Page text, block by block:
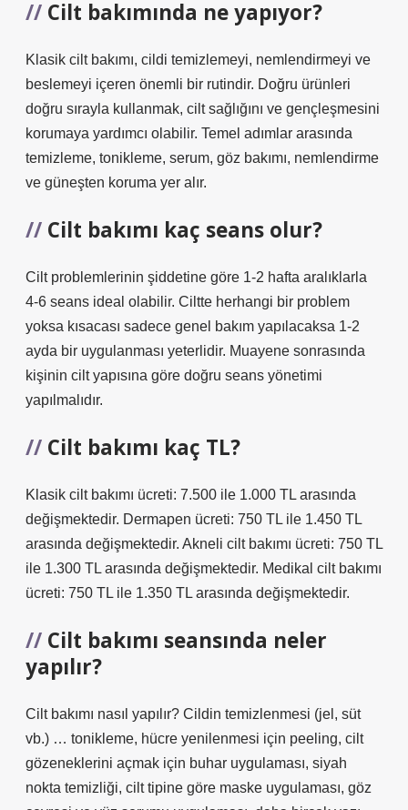
Cilt bakımında ne yapıyor?
Klasik cilt bakımı, cildi temizlemeyi, nemlendirmeyi ve
beslemeyi içeren önemli bir rutindir. Doğru ürünleri
doğru sırayla kullanmak, cilt sağlığını ve gençleşmesini
korumaya yardımcı olabilir. Temel adımlar arasında
temizleme, tonikleme, serum, göz bakımı, nemlendirme
ve güneşten koruma yer alır.
Cilt bakımı kaç seans olur?
Cilt problemlerinin şiddetine göre 1-2 hafta aralıklarla
4-6 seans ideal olabilir. Ciltte herhangi bir problem
yoksa kısacası sadece genel bakım yapılacaksa 1-2
ayda bir uygulanması yeterlidir. Muayene sonrasında
kişinin cilt yapısına göre doğru seans yönetimi
yapılmalıdır.
Cilt bakımı kaç TL?
Klasik cilt bakımı ücreti: 7.500 ile 1.000 TL arasında
değişmektedir. Dermapen ücreti: 750 TL ile 1.450 TL
arasında değişmektedir. Akneli cilt bakımı ücreti: 750 TL
ile 1.300 TL arasında değişmektedir. Medikal cilt bakımı
ücreti: 750 TL ile 1.350 TL arasında değişmektedir.
Cilt bakımı seansında neler
yapılır?
Cilt bakımı nasıl yapılır? Cildin temizlenmesi (jel, süt
vb.) … tonikleme, hücre yenilenmesi için peeling, cilt
gözeneklerini açmak için buhar uygulaması, siyah
nokta temizliği, cilt tipine göre maske uygulaması, göz